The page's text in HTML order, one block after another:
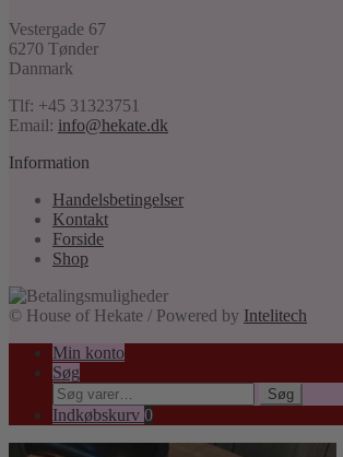
Vestergade 67
6270 Tønder
Danmark
Tlf: +45 31323751
Email: info@hekate.dk
Information
Handelsbetingelser
Kontakt
Forside
Shop
© House of Hekate / Powered by Intelitech
Min konto
Søg
Søg
efter:
Søg
Indkøbskurv 0